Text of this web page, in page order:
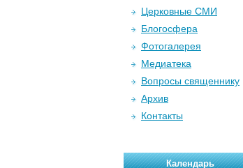
Церковные СМИ
Блогосфера
Фотогалерея
Медиатека
Вопросы священнику
Архив
Контакты
Календарь